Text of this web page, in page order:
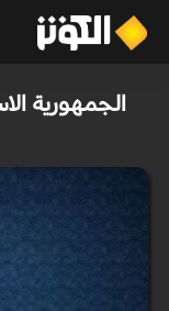
الجمهورية